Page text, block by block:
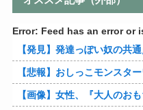
Error: Feed has an error or
【発見】発達っぽい奴の共通点
【悲報】おしっこモンスタ
【画像】女性、『大人のおもち